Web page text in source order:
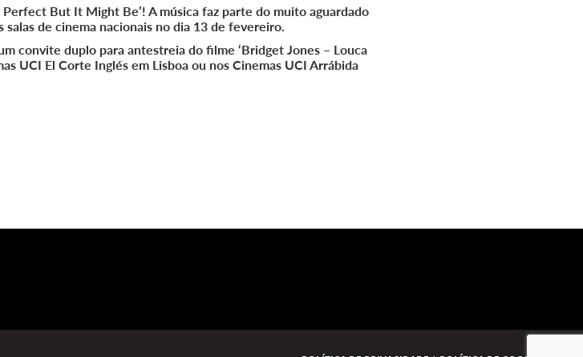
But It Might Be’! A música faz parte do muito aguardado
salas de cinema nacionais no dia 13 de fevereiro.
convite duplo para antestreia do filme ‘Bridget Jones – Louca
UCI El Corte Inglés em Lisboa ou nos Cinemas UCI Arrábida